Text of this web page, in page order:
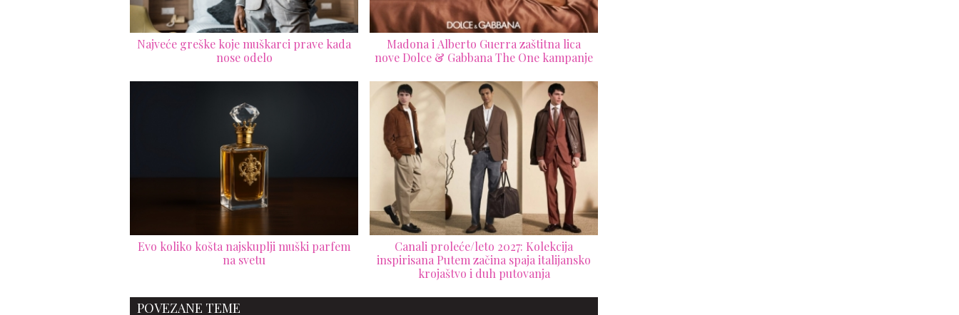
Najveće greške koje muškarci prave kada
nose odelo
Madona i Alberto Guerra zaštitna lica
nove Dolce & Gabbana The One kampanje
Evo koliko košta najskuplji muški parfem
na svetu
Canali proleće/leto 2027: Kolekcija
inspirisana Putem začina spaja italijansko
krojaštvo i duh putovanja
POVEZANE TEME